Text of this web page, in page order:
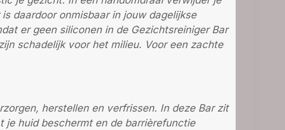
daardoor onmisbaar in jouw dagelijkse
er geen siliconen in de Gezichtsreiniger Bar
schadelijk voor het milieu. Voor een zachte
herstellen en verfrissen. In deze Bar zit
je huid beschermt en de barrièrefunctie